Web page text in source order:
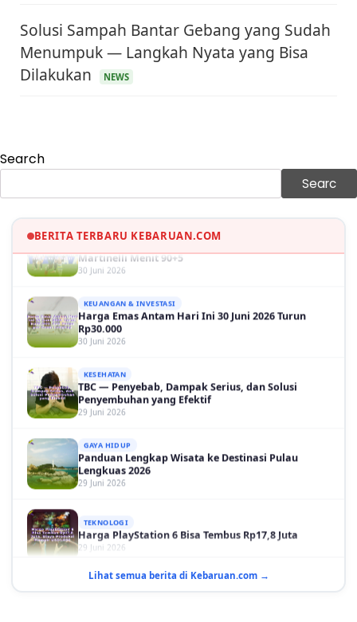
Solusi Sampah Bantar Gebang yang Sudah
Menumpuk — Langkah Nyata yang Bisa
Dilakukan
NEWS
Search
Searc
BERITA TERBARU KEBARUAN.COM
KEUANGAN & INVESTASI
Harga Minyak Dunia Hari Ini Naik, WTI dan Brent
Bank dengan Konspirasi Tersembunyi
Martinelli Menit 90+5
30 Juni 2026
Rp30.000
30 Juni 2026
Penyembuhan yang Efektif
29 Juni 2026
Lengkuas 2026
29 Juni 2026
Harga PlayStation 6 Bisa Tembus Rp17,8 Juta
29 Juni 2026
10 Adegan Film Terikat Janji yang Sangat Tak
Lihat semua berita di Kebaruan.com →